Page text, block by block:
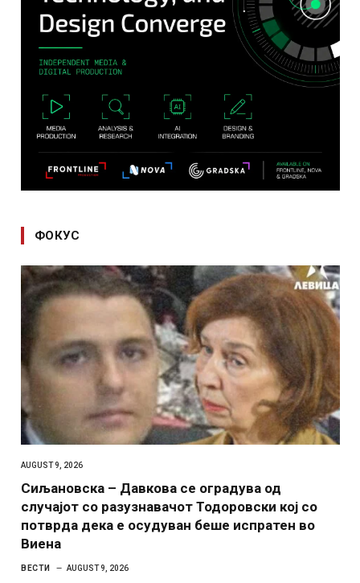
ФОКУС
AUGUST 9, 2026
Сиљановска – Давкова се оградува од
случајот со разузнавачот Тодоровски кој со
потврда дека е осудуван беше испратен во
Виена
ВЕСТИ AUGUST 9, 2026